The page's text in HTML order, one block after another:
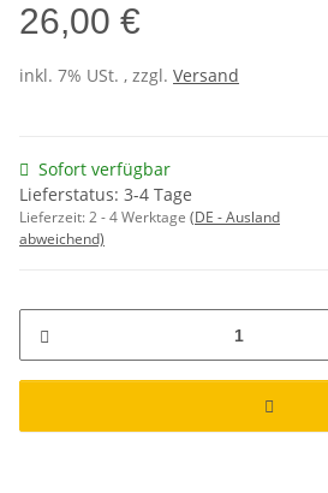
26,00 €
inkl. 7% USt. , zzgl. Versand
Sofort verfügbar
Lieferstatus: 3-4 Tage
Lieferzeit:2 - 4 Werktage (DE - Ausland
abweichend)